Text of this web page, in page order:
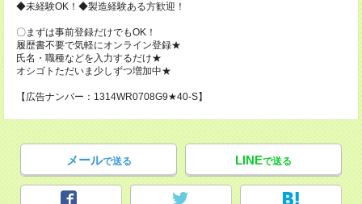
◆未経験OK！◆製造経験ある方歓迎！
〇まずは事前登録だけでもOK！
履歴書不要で気軽にオンライン登録★
氏名・職種などを入力するだけ★
オシゴトただいま少しずつ増加中★
【広告ナンバー：1314WR0708G9★40-S】
メールで送る LINEで送る